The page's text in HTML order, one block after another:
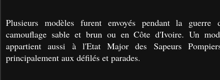
Plusieurs modèles furent envoyés pendant la
camouflage sable et brun ou en Côte d'Ivoire. Un
appartient aussi à l'Etat Major des Sapeurs
principalement aux défilés et parades.